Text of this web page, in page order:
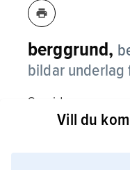
berggrund,
bildar underlag
Se vidare
bergarterVill du